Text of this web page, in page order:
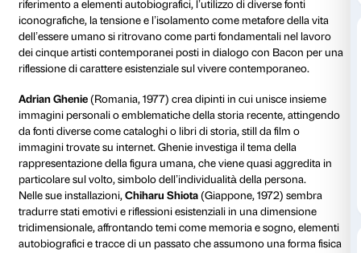
dipinti del grande maestroFrancis Bacon, la cui
dialogo con il lavoro di cinque artisti internazionali
(Nathalie Djurberg, Adrian Ghenie, Arcangelo
Shiota, Annegret Soltau) che condividono
riflessione sulla condizione esistenziale dell’uomo e la
rappresentazione della figura umana.
I dipinti di Bacon in mostra sono affiancati da una
materiali provenienti dall’archivio dell’artista: ritratti
riproduzioni di grandi capolavori del passato, still da
tratte da libri e riviste. Questo materiale, utilizzato da
strumento di lavoro per la creazione delle sue